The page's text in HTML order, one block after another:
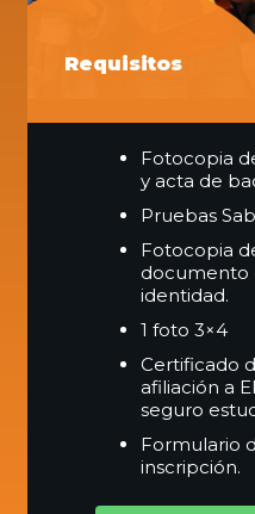
Requisitos
Fotocopia
y acta de
Pruebas
Fotocopia
documento
identidad.
1 foto 3×4
Certificado
afiliación a
seguro
Formulario
inscripción.